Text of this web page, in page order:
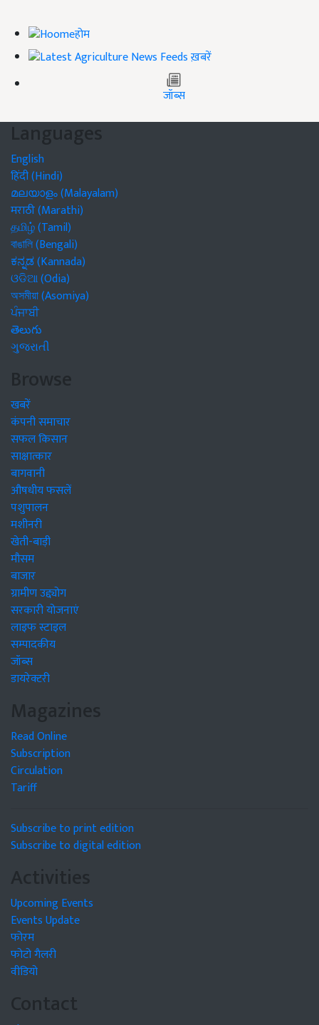
होम
ख़बरें
जॉब्स
Languages
English
हिंदी (Hindi)
മലയാളം (Malayalam)
मराठी (Marathi)
தமிழ் (Tamil)
বাঙালি (Bengali)
ಕನ್ನಡ (Kannada)
ଓଡିଆ (Odia)
অসমীয়া (Asomiya)
ਪੰਜਾਬੀ
తెలుగు
ગુજરાતી
Browse
खबरें
कंपनी समाचार
सफल किसान
साक्षात्कार
बागवानी
औषधीय फसलें
पशुपालन
मशीनरी
खेती-बाड़ी
मौसम
बाजार
ग्रामीण उद्द्योग
सरकारी योजनाएं
लाइफ स्टाइल
सम्पादकीय
जॉब्स
डायरेक्टरी
Magazines
Read Online
Subscription
Circulation
Tariff
Subscribe to print edition
Subscribe to digital edition
Activities
Upcoming Events
Events Update
फोरम
फोटो गैलरी
वीडियो
Contact